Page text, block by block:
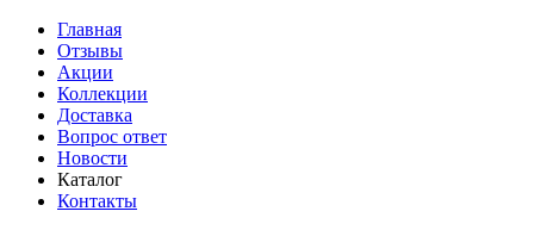
Главная
Отзывы
Акции
Коллекции
Доставка
Вопрос ответ
Новости
Каталог
Контакты